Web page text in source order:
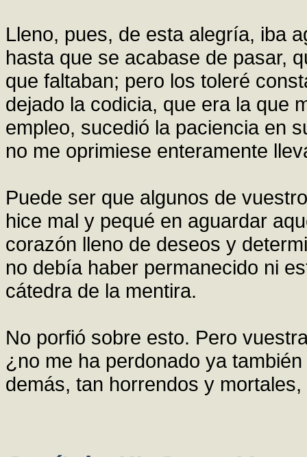
Lleno, pues, de esta alegría, iba
hasta que se acabase de pasar,
que faltaban; pero los toleré
dejado la codicia, que era la que
empleo, sucedió la paciencia en
no me oprimiese enteramente
Puede ser que algunos de
hice mal y pequé en aguardar
corazón lleno de deseos y
no debía haber permanecido ni
cátedra de la mentira.
No porfió sobre esto. Pero
¿no me ha perdonado ya
demás, tan horrendos y